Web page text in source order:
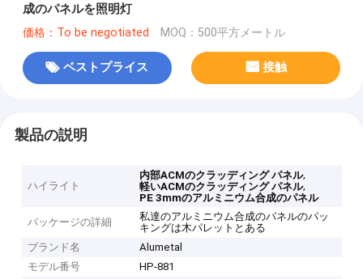
成のパネルを照明灯
価格：To be negotiated MOQ：500平方メートル
ベストプライス 接触
製品の説明
ハイライト
内部ACMのクラッディング パネル,
軽いACMのクラッディング パネル,
PE 3mmのアルミニウム合成のパネル
パッケージの詳細
私達のアルミニウム合成のパネルのパッ
キングは木パレットとある
ブランド名
Alumetal
モデル番号
HP-881